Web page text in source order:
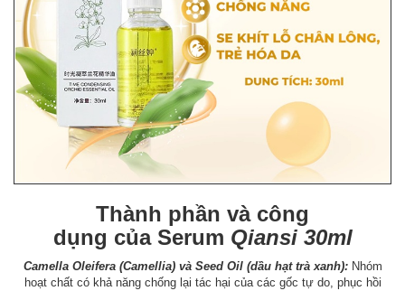
Thành phần và công
dụng của Serum Qiansi 30ml
Camella Oleifera (Camellia) và Seed Oil (dầu hạt trà xanh): Nhóm
hoạt chất có khả năng chống lại tác hại của các gốc tự do, phục hồi